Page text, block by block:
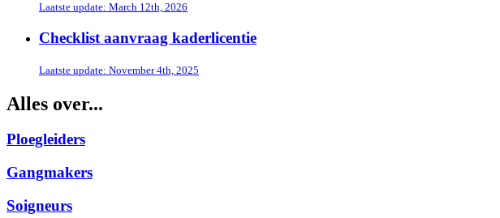
Laatste update: March 12th, 2026
Checklist aanvraag kaderlicentie
Laatste update: November 4th, 2025
Alles over...
Ploegleiders
Gangmakers
Soigneurs